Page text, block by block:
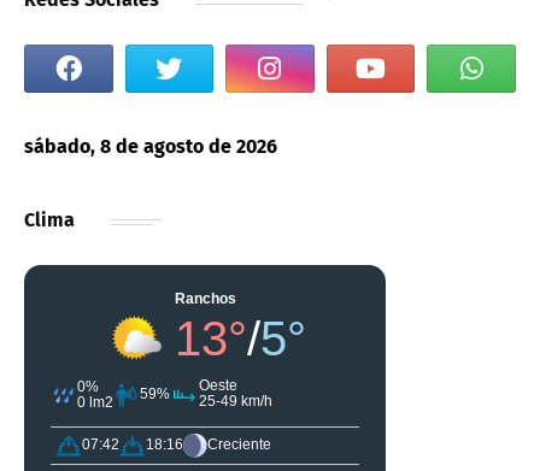
sábado, 8 de agosto de 2026
Clima